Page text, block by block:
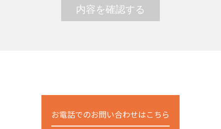
お電話でのお問い合わせはこちら